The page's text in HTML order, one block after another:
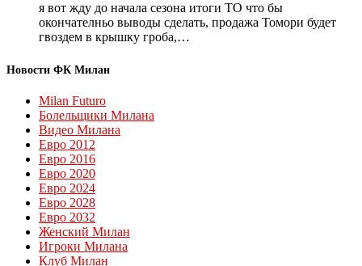
я вот жду до начала сезона итоги ТО что бы
окончателньо выводы сделать, продажа Томори будет
гвоздем в крышку гроба,…
Новости ФК Милан
Milan Futuro
Болельщики Милана
Видео Милана
Евро 2012
Евро 2016
Евро 2020
Евро 2024
Евро 2028
Евро 2032
Женский Милан
Игроки Милана
Клуб Милан